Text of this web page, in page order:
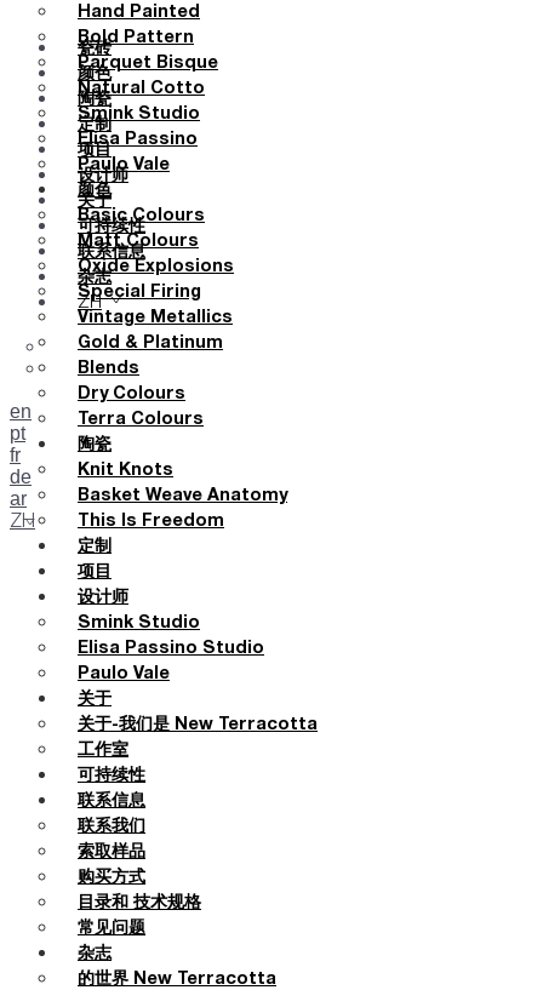
瓷砖
颜色
陶瓷
定制
项目
设计师
关于
可持续性
联系信息
杂志
ZH
en
pt
fr
de
ar
ZH
Hand Painted
Bold Pattern
Parquet Bisque
Natural Cotto
Smink Studio
Elisa Passino
Paulo Vale
颜色
Basic Colours
Matt Colours
Oxide Explosions
Special Firing
Vintage Metallics
Gold & Platinum
Blends
Dry Colours
Terra Colours
陶瓷
Knit Knots
Basket Weave Anatomy
This Is Freedom
定制
项目
设计师
Smink Studio
Elisa Passino Studio
Paulo Vale
关于
关于-我们是 New Terracotta
工作室
可持续性
联系信息
联系我们
索取样品
购买方式
目录和 技术规格
常见问题
杂志
的世界 New Terracotta